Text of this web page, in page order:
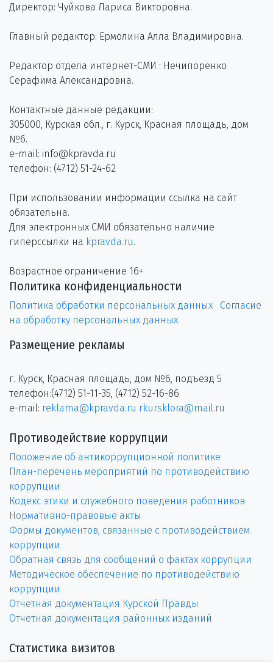
Директор: Чуйкова Лариса Викторовна.
Главный редактор: Ермолина Алла Владимировна.
Редактор отдела интернет-СМИ : Нечипоренко
Серафима Александровна.
Контактные данные редакции:
305000, Курская обл., г. Курск, Красная площадь, дом
№6.
e-mail: info@kpravda.ru
телефон: (4712) 51-24-62
При использовании информации ссылка на сайт
обязательна.
Для электронных СМИ обязательно наличие
гиперссылки на kpravda.ru.
Возрастное ограничение 16+
Политика конфиденциальности
Политика обработки персональных данных
Согласие
на обработку персональных данных
Размещение рекламы
г. Курск, Красная площадь, дом №6, подъезд 5
телефон:(4712) 51-11-35, (4712) 52-16-86
e-mail: reklama@kpravda.ru rkursklora@mail.ru
Противодействие коррупции
Положение об антикоррупционной политике
План-перечень мероприятий по противодействию
коррупции
Кодекс этики и служебного поведения работников
Нормативно-правовые акты
Формы документов, связанные с противодействием
коррупции
Обратная связь для сообщений о фактах коррупции
Методическое обеспечение по противодействию
коррупции
Отчетная документация Курской Правды
Отчетная документация районных изданий
Статистика визитов